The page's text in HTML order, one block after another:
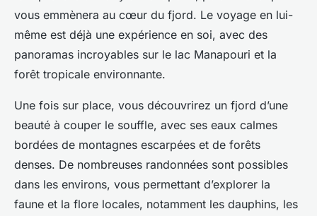
vous emmènera au cœur du fjord. Le voyage en lui-
même est déjà une expérience en soi, avec des
panoramas incroyables sur le lac Manapouri et la
forêt tropicale environnante.
Une fois sur place, vous découvrirez un fjord d’une
beauté à couper le souffle, avec ses eaux calmes
bordées de montagnes escarpées et de forêts
denses. De nombreuses randonnées sont possibles
dans les environs, vous permettant d’explorer la
faune et la flore locales, notamment les dauphins, les